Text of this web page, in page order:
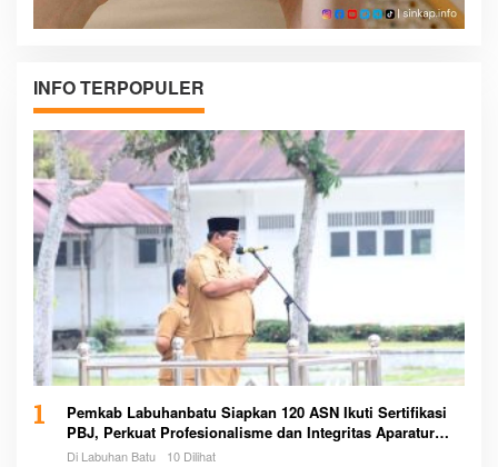
INFO TERPOPULER
1
Pemkab Labuhanbatu Siapkan 120 ASN Ikuti Sertifikasi
PBJ, Perkuat Profesionalisme dan Integritas Aparatur
Pemerintah
Di Labuhan Batu 10 Dilihat